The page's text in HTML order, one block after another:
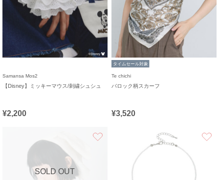
Samansa Mos2
【Disney】ミッキーマウス/刺繍シュシュ
¥2,200
タイムセール対象
Te chichi
バロック柄スカーフ
¥3,520
SOLD OUT